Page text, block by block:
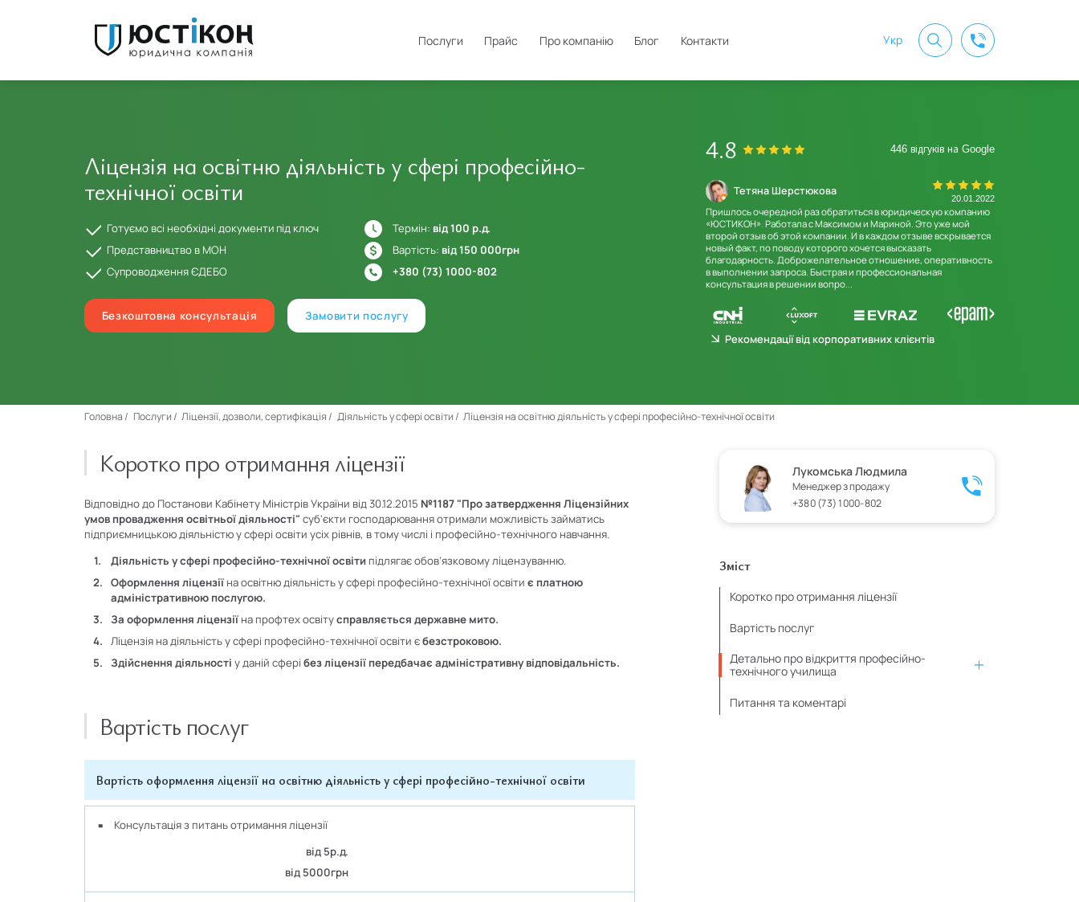
Послуги Прайс Про компанію Блог Контакти Укр
Ліцензія на освітню діяльність у сфері професійно-
технічної освіти
Готуємо всі необхідні документи під ключ
Представництво в МОН
Супроводження ЄДЕБО
Термін: від 100 р.д.
Вартість: від 150 000грн
+380 (73) 1000-802
Безкоштовна консультація Замовити послугу
4.8 446 відгуків на Google
Наталья Сенатос
компанию «Юстикон» за помощь, профессиональную
консультацию и организацию по проведению учебного
процесса наших сотрудников. Отдельная благодарность
менеджеру Максиму. Спасибо за сотрудничество!!!...
задоволений.
Тетяна Шерстюкова
20.01.2022
Пришлось очередной раз обратиться в юридическую компанию
«ЮСТИКОН». Работала с Максимом и Мариной. Это уже мой
второй отзыв об этой компании. И в каждом отзыве вскрывается
новый факт, по поводу которого хочется высказать
благодарность. Доброжелательное отношение, оперативность
в выполнении запроса. Быстрая и профессиональная
консультация в решении вопро...
Рекомендації від корпоративних клієнтів
Головна Послуги Ліцензії, дозволи, сертифікація Діяльність у сфері освіти Ліцензія на освітню діяльність у сфері професійно-технічної освіти
Коротко про отримання ліцензії
Відповідно до Постанови Кабінету Міністрів України від 30.12.2015 №1187 "Про затвердження Ліцензійних
умов провадження освітньої діяльності" суб'єкти господарювання отримали можливість займатись
підприємницькою діяльністю у сфері освіти усіх рівнів, в тому числі і професійно-технічного навчання.
Діяльністьу сфері професійно-технічної освіти підлягає обов’язковому ліцензуванню.
Оформлення ліцензії на освітню діяльність у сфері професійно-технічної освітиє платною
адміністративною послугою.
За оформлення ліцензії на профтех освітусправляється державне мито.
Ліцензія на діяльність у сфері професійно-технічної освіти єбезстроковою.
Здійснення діяльності у даній сферібез ліцензії передбачає адміністративну відповідальність.
Вартість послуг
Вартість оформлення ліцензії на освітню діяльність у сфері професійно-технічної освіти
Консультація з питань отримання ліцензії
від 5р.д.
від 5000грн
Лукомська Людмила
Менеджер з продажу
+380 (73) 1000-802
Зміст
Коротко про отримання ліцензії
Вартість послуг
Детально про відкриття професійно-
технічного училища
Питання та коментарі